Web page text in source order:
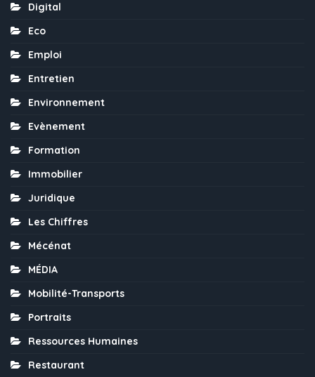
Digital
Eco
Emploi
Entretien
Environnement
Evènement
Formation
Immobilier
Juridique
Les Chiffres
Mécénat
MÉDIA
Mobilité-Transports
Portraits
Ressources Humaines
Restaurant